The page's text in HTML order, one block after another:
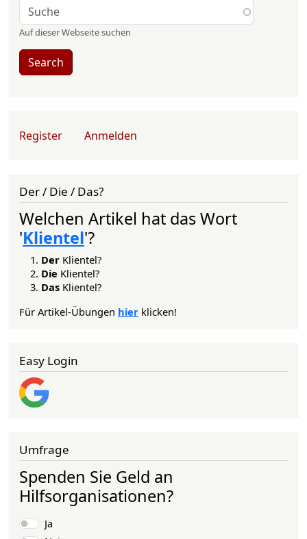
Auf dieser Webseite suchen
Search
User account menu
Register Anmelden
Der / Die / Das?
Welchen Artikel hat das Wort
'Klientel'?
Der Klientel?
Die Klientel?
Das Klientel?
Für Artikel-Übungen hier klicken!
Easy Login
Umfrage
Spenden Sie Geld an
Hilfsorganisationen?
Auswahlmöglichkeiten
Ja